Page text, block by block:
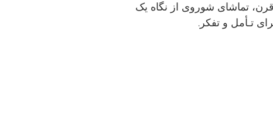
تماشای شوروی از نگاه یک
تـأمل و تفکر.